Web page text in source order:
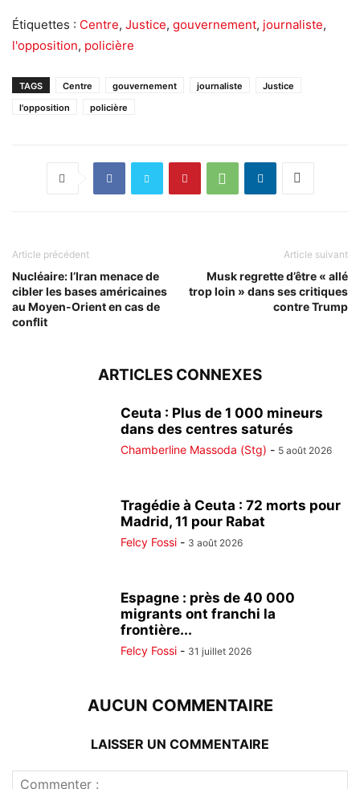
Étiquettes : Centre, Justice, gouvernement, journaliste,
l'opposition, policière
TAGS Centre gouvernement journaliste
Justice
l'opposition
policière
Article précédent
Nucléaire: l’Iran menace de
cibler les bases américaines
au Moyen-Orient en cas de
conflit
Article suivant
Musk regrette d’être « allé
trop loin » dans ses critiques
contre Trump
ARTICLES CONNEXES
Ceuta : Plus de 1 000 mineurs
dans des centres saturés
Chamberline Massoda (Stg) - 5 août 2026
Tragédie à Ceuta : 72 morts pour
Madrid, 11 pour Rabat
Felcy Fossi - 3 août 2026
Espagne : près de 40 000
migrants ont franchi la
frontière...
Felcy Fossi - 31 juillet 2026
AUCUN COMMENTAIRE
LAISSER UN COMMENTAIRE